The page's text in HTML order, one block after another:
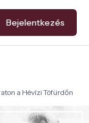
Bejelentkezés
a Hévízi Tófürdőn